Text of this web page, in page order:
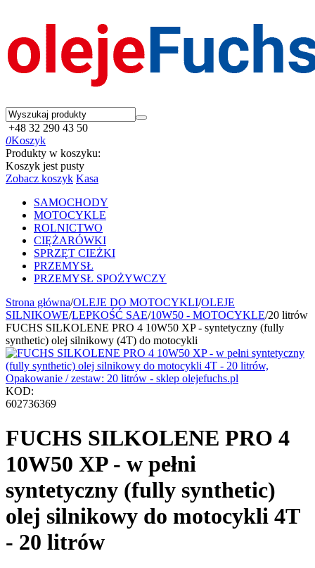
+48 32 290 43 50
0Koszyk
Produkty w koszyku:
Koszyk jest pusty
Zobacz koszyk Kasa
SAMOCHODY
MOTOCYKLE
ROLNICTWO
CIĘŻARÓWKI
SPRZĘT CIEŻKI
PRZEMYSŁ
PRZEMYSŁ SPOŻYWCZY
Strona główna/OLEJE DO MOTOCYKLI/OLEJE
SILNIKOWE/LEPKOŚĆ SAE/10W50 - MOTOCYKLE/20 litrów
FUCHS SILKOLENE PRO 4 10W50 XP - syntetyczny (fully
synthetic) olej silnikowy (4T) do motocykli
KOD:
602736369
FUCHS SILKOLENE PRO 4
10W50 XP - w pełni
syntetyczny (fully synthetic)
olej silnikowy do motocykli 4T
- 20 litrów